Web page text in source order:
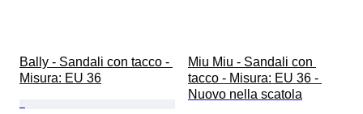
Bally - Sandali con tacco -
Misura: EU 36
Miu Miu - Sandali con
tacco - Misura: EU 36 -
Nuovo nella scatola